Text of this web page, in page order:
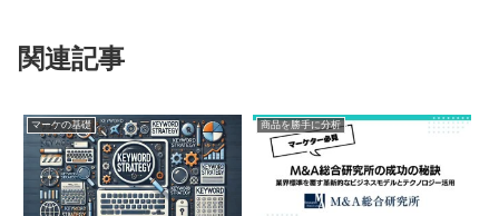
関連記事
マーケの基礎 商品を勝手に分析